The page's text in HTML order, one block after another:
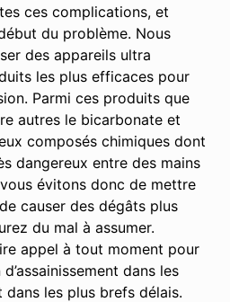
ces complications, et
du problème. Nous
des appareils ultra
les plus efficaces pour
Parmi ces produits que
autres le bicarbonate et
composés chimiques dont
dangereux entre des mains
évitons donc de mettre
causer des dégâts plus
du mal à assumer.
appel à tout moment pour
dans les
les plus brefs délais.